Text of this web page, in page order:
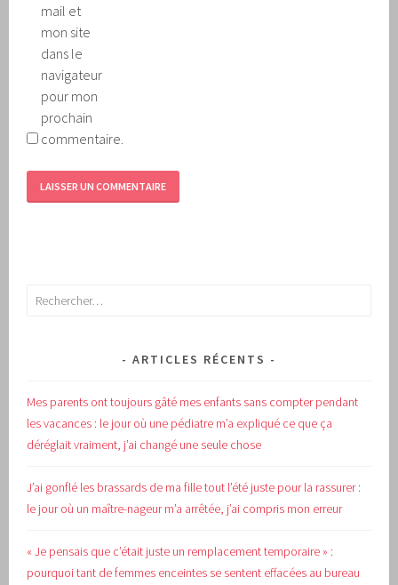
mail et
mon site
dans le
navigateur
pour mon
prochain
commentaire.
Rechercher :
ARTICLES RÉCENTS
Mes parents ont toujours gâté mes enfants sans compter pendant
les vacances : le jour où une pédiatre m’a expliqué ce que ça
déréglait vraiment, j’ai changé une seule chose
J’ai gonflé les brassards de ma fille tout l’été juste pour la rassurer :
le jour où un maître-nageur m’a arrêtée, j’ai compris mon erreur
« Je pensais que c’était juste un remplacement temporaire » :
pourquoi tant de femmes enceintes se sentent effacées au bureau